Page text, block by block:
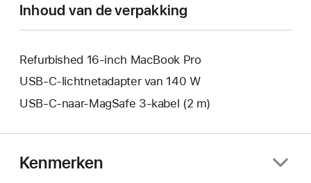
Inhoud van de verpakking
Refurbished 16‑inch MacBook Pro
USB‑C-lichtnetadapter van 140 W
USB‑C-naar-MagSafe 3-kabel (2 m)
Kenmerken